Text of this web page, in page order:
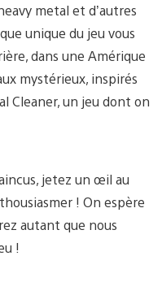
metal et d’autres
unique du jeu vous
dans une Amérique
mystérieux, inspirés
Cleaner, un jeu dont on
jetez un œil au
! On espère
autant que nous
!